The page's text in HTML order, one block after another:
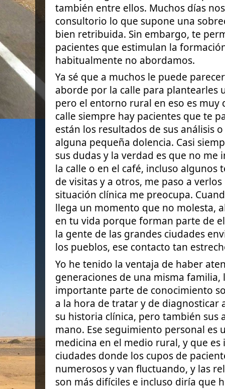
también entre ellos. Muchos días
consultorio lo que supone una
bien retribuida. Sin embargo, te
pacientes que estimulan la
habitualmente no abordamos.
Ya sé que a muchos le puede
aborde por la calle para plantearles
pero el entorno rural en eso es muy
calle siempre hay pacientes que te
están los resultados de sus análisis
alguna pequeña dolencia. Casi
sus dudas y la verdad es que no
la calle o en el café, incluso
de visitas y a otros, me paso a
situación clínica me preocupa.
llega un momento que no molesta,
en tu vida porque forman parte de
la gente de las grandes ciudades
los pueblos, ese contacto tan
Yo he tenido la ventaja de haber
generaciones de una misma
importante parte de conocimiento
a la hora de tratar y de diagnosticar
su historia clínica, pero también sus
mano. Ese seguimiento personal es
medicina en el medio rural, y que es
ciudades donde los cupos de
numerosos y van fluctuando, y las
son más difíciles e incluso diría que